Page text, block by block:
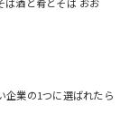
企業の1つに選ばれたら